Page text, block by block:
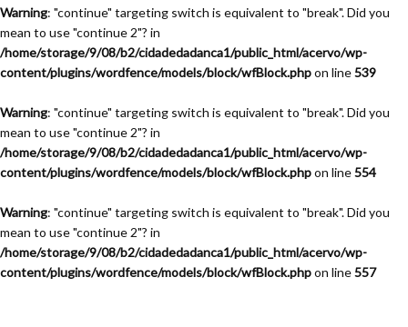
Warning: "continue" targeting switch is equivalent to "break". Did you
mean to use "continue 2"? in
/home/storage/9/08/b2/cidadedadanca1/public_html/acervo/wp-
content/plugins/wordfence/models/block/wfBlock.phpon line539
Warning: "continue" targeting switch is equivalent to "break". Did you
mean to use "continue 2"? in
/home/storage/9/08/b2/cidadedadanca1/public_html/acervo/wp-
content/plugins/wordfence/models/block/wfBlock.phpon line554
Warning: "continue" targeting switch is equivalent to "break". Did you
mean to use "continue 2"? in
/home/storage/9/08/b2/cidadedadanca1/public_html/acervo/wp-
content/plugins/wordfence/models/block/wfBlock.phpon line557